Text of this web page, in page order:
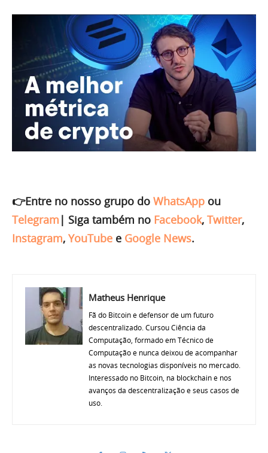
👉Entre no nosso grupo do WhatsApp ou
Telegram | Siga também no Facebook, Twitter,
Instagram, YouTube e Google News.
Matheus Henrique
Fã do Bitcoin e defensor de um futuro
descentralizado. Cursou Ciência da
Computação, formado em Técnico de
Computação e nunca deixou de acompanhar
as novas tecnologias disponíveis no mercado.
Interessado no Bitcoin, na blockchain e nos
avanços da descentralização e seus casos de
uso.